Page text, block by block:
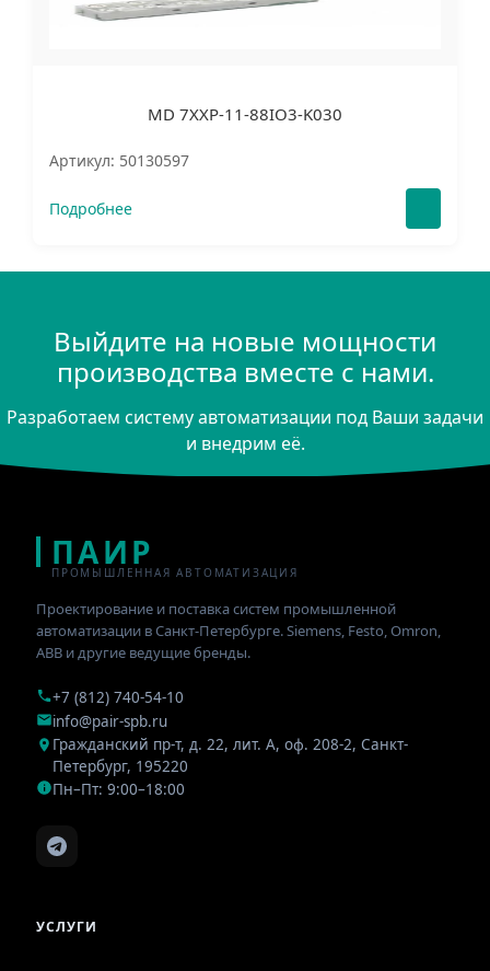
MD 7XXP-11-88IO3-K030
Артикул: 50130597
Подробнее
Выйдите на новые мощности
производства вместе с нами.
Разработаем систему автоматизации под Ваши задачи
и внедрим её.
ПАИР
ПРОМЫШЛЕННАЯ АВТОМАТИЗАЦИЯ
Проектирование и поставка систем промышленной
автоматизации в Санкт-Петербурге. Siemens, Festo, Omron,
ABB и другие ведущие бренды.
+7 (812) 740-54-10
info@pair-spb.ru
Гражданский пр-т, д. 22, лит. А, оф. 208-2, Санкт-
Петербург, 195220
Пн–Пт: 9:00–18:00
УСЛУГИ